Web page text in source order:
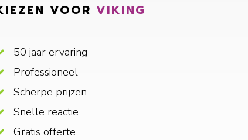
VOOR VIKING
50 jaar ervaring
Professioneel
Scherpe prijzen
Snelle reactie
Gratis offerte